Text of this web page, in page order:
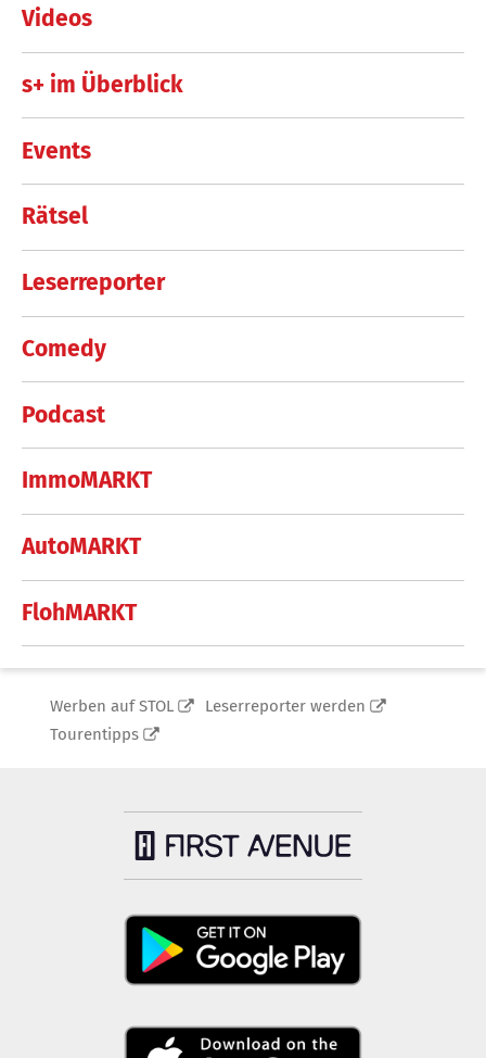
Videos
s+ im Überblick
Events
Rätsel
Leserreporter
Comedy
Podcast
ImmoMARKT
AutoMARKT
FlohMARKT
Werben auf STOL
Leserreporter werden
Tourentipps